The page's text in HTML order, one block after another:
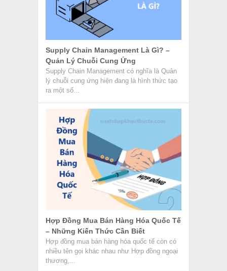
Supply Chain Management Là Gì? –
Quản Lý Chuỗi Cung Ứng
Supply Chain Management có nghĩa là Quản
lý chuỗi cung ứng hiện đang là hình thức tạo
ra một số...
Hợp Đồng Mua Bán Hàng Hóa Quốc Tế
– Những Kiến Thức Cần Biết
Hợp đồng mua bán hàng hóa quốc tế còn có
nhiều tên gọi khác nhau như Hợp đồng ngoại
thương,...